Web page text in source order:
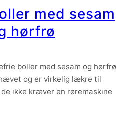
med sesam
hørfrø
boller med sesam og hørfrø
og er virkelig lækre til
ikke kræver en røremaskine